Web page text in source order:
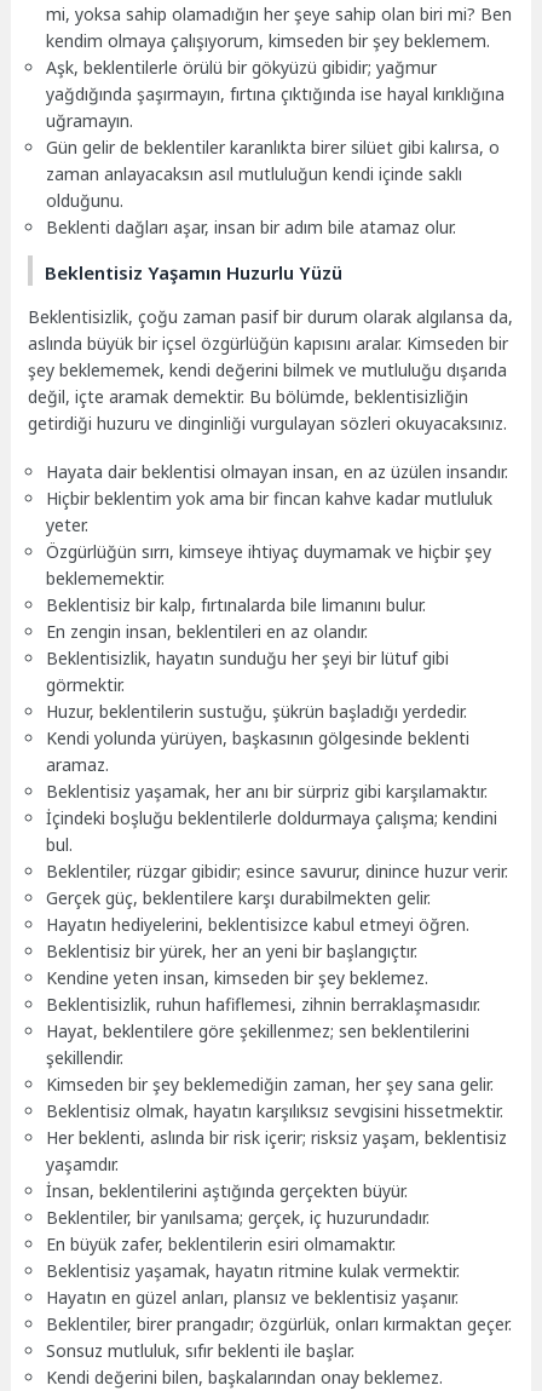
mi, yoksa sahip olamadığın her şeye sahip olan biri mi? Ben
kendim olmaya çalışıyorum, kimseden bir şey beklemem.
Aşk, beklentilerle örülü bir gökyüzü gibidir; yağmur
yağdığında şaşırmayın, fırtına çıktığında ise hayal kırıklığına
uğramayın.
Gün gelir de beklentiler karanlıkta birer silüet gibi kalırsa, o
zaman anlayacaksın asıl mutluluğun kendi içinde saklı
olduğunu.
Beklenti dağları aşar, insan bir adım bile atamaz olur.
Beklentisiz Yaşamın Huzurlu Yüzü
Beklentisizlik, çoğu zaman pasif bir durum olarak algılansa da,
aslında büyük bir içsel özgürlüğün kapısını aralar. Kimseden bir
şey beklememek, kendi değerini bilmek ve mutluluğu dışarıda
değil, içte aramak demektir. Bu bölümde, beklentisizliğin
getirdiği huzuru ve dinginliği vurgulayan sözleri okuyacaksınız.
Hayata dair beklentisi olmayan insan, en az üzülen insandır.
Hiçbir beklentim yok ama bir fincan kahve kadar mutluluk
yeter.
Özgürlüğün sırrı, kimseye ihtiyaç duymamak ve hiçbir şey
beklememektir.
Beklentisiz bir kalp, fırtınalarda bile limanını bulur.
En zengin insan, beklentileri en az olandır.
Beklentisizlik, hayatın sunduğu her şeyi bir lütuf gibi
görmektir.
Huzur, beklentilerin sustuğu, şükrün başladığı yerdedir.
Kendi yolunda yürüyen, başkasının gölgesinde beklenti
aramaz.
Beklentisiz yaşamak, her anı bir sürpriz gibi karşılamaktır.
İçindeki boşluğu beklentilerle doldurmaya çalışma; kendini
bul.
Beklentiler, rüzgar gibidir; esince savurur, dinince huzur verir.
Gerçek güç, beklentilere karşı durabilmekten gelir.
Hayatın hediyelerini, beklentisizce kabul etmeyi öğren.
Beklentisiz bir yürek, her an yeni bir başlangıçtır.
Kendine yeten insan, kimseden bir şey beklemez.
Beklentisizlik, ruhun hafiflemesi, zihnin berraklaşmasıdır.
Hayat, beklentilere göre şekillenmez; sen beklentilerini
şekillendir.
Kimseden bir şey beklemediğin zaman, her şey sana gelir.
Beklentisiz olmak, hayatın karşılıksız sevgisini hissetmektir.
Her beklenti, aslında bir risk içerir; risksiz yaşam, beklentisiz
yaşamdır.
İnsan, beklentilerini aştığında gerçekten büyür.
Beklentiler, bir yanılsama; gerçek, iç huzurundadır.
En büyük zafer, beklentilerin esiri olmamaktır.
Beklentisiz yaşamak, hayatın ritmine kulak vermektir.
Hayatın en güzel anları, plansız ve beklentisiz yaşanır.
Beklentiler, birer prangadır; özgürlük, onları kırmaktan geçer.
Sonsuz mutluluk, sıfır beklenti ile başlar.
Kendi değerini bilen, başkalarından onay beklemez.